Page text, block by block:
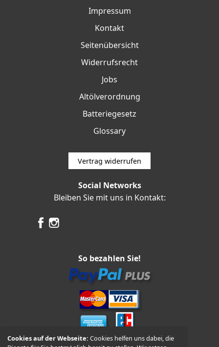
Cookies auf der Webseite:Cookies helfen uns dabei, die
Impressum
Kontakt
Seitenübersicht
Widerrufsrecht
Jobs
Altölverordnung
Batteriegesetz
Glossary
Vertrag widerrufen
Social Networks
Bleiben Sie mit uns in Kontakt:
So bezahlen Sie!